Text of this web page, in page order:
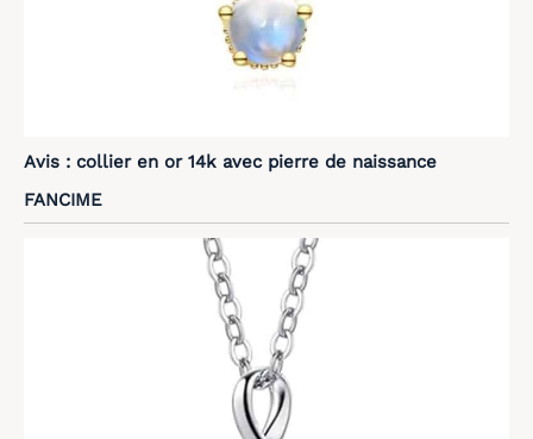
Avis : collier en or 14k avec pierre de naissance
FANCIME